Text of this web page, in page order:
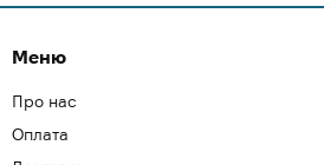
Меню
Про нас
Оплата